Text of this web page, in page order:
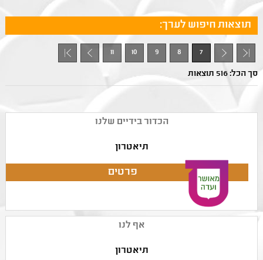
תוצאות חיפוש לערך:
- 1
7
8
9
10
11
סך הכל: 516 תוצאות
הכדור בידיים שלנו
תיאטרון
אף לנו
תיאטרון